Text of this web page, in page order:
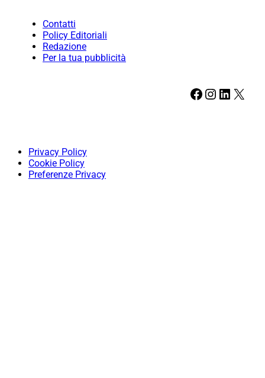
Contatti
Policy Editoriali
Redazione
Per la tua pubblicità
Facebook Instagram LinkedIn X
Privacy Policy
Cookie Policy
Preferenze Privacy